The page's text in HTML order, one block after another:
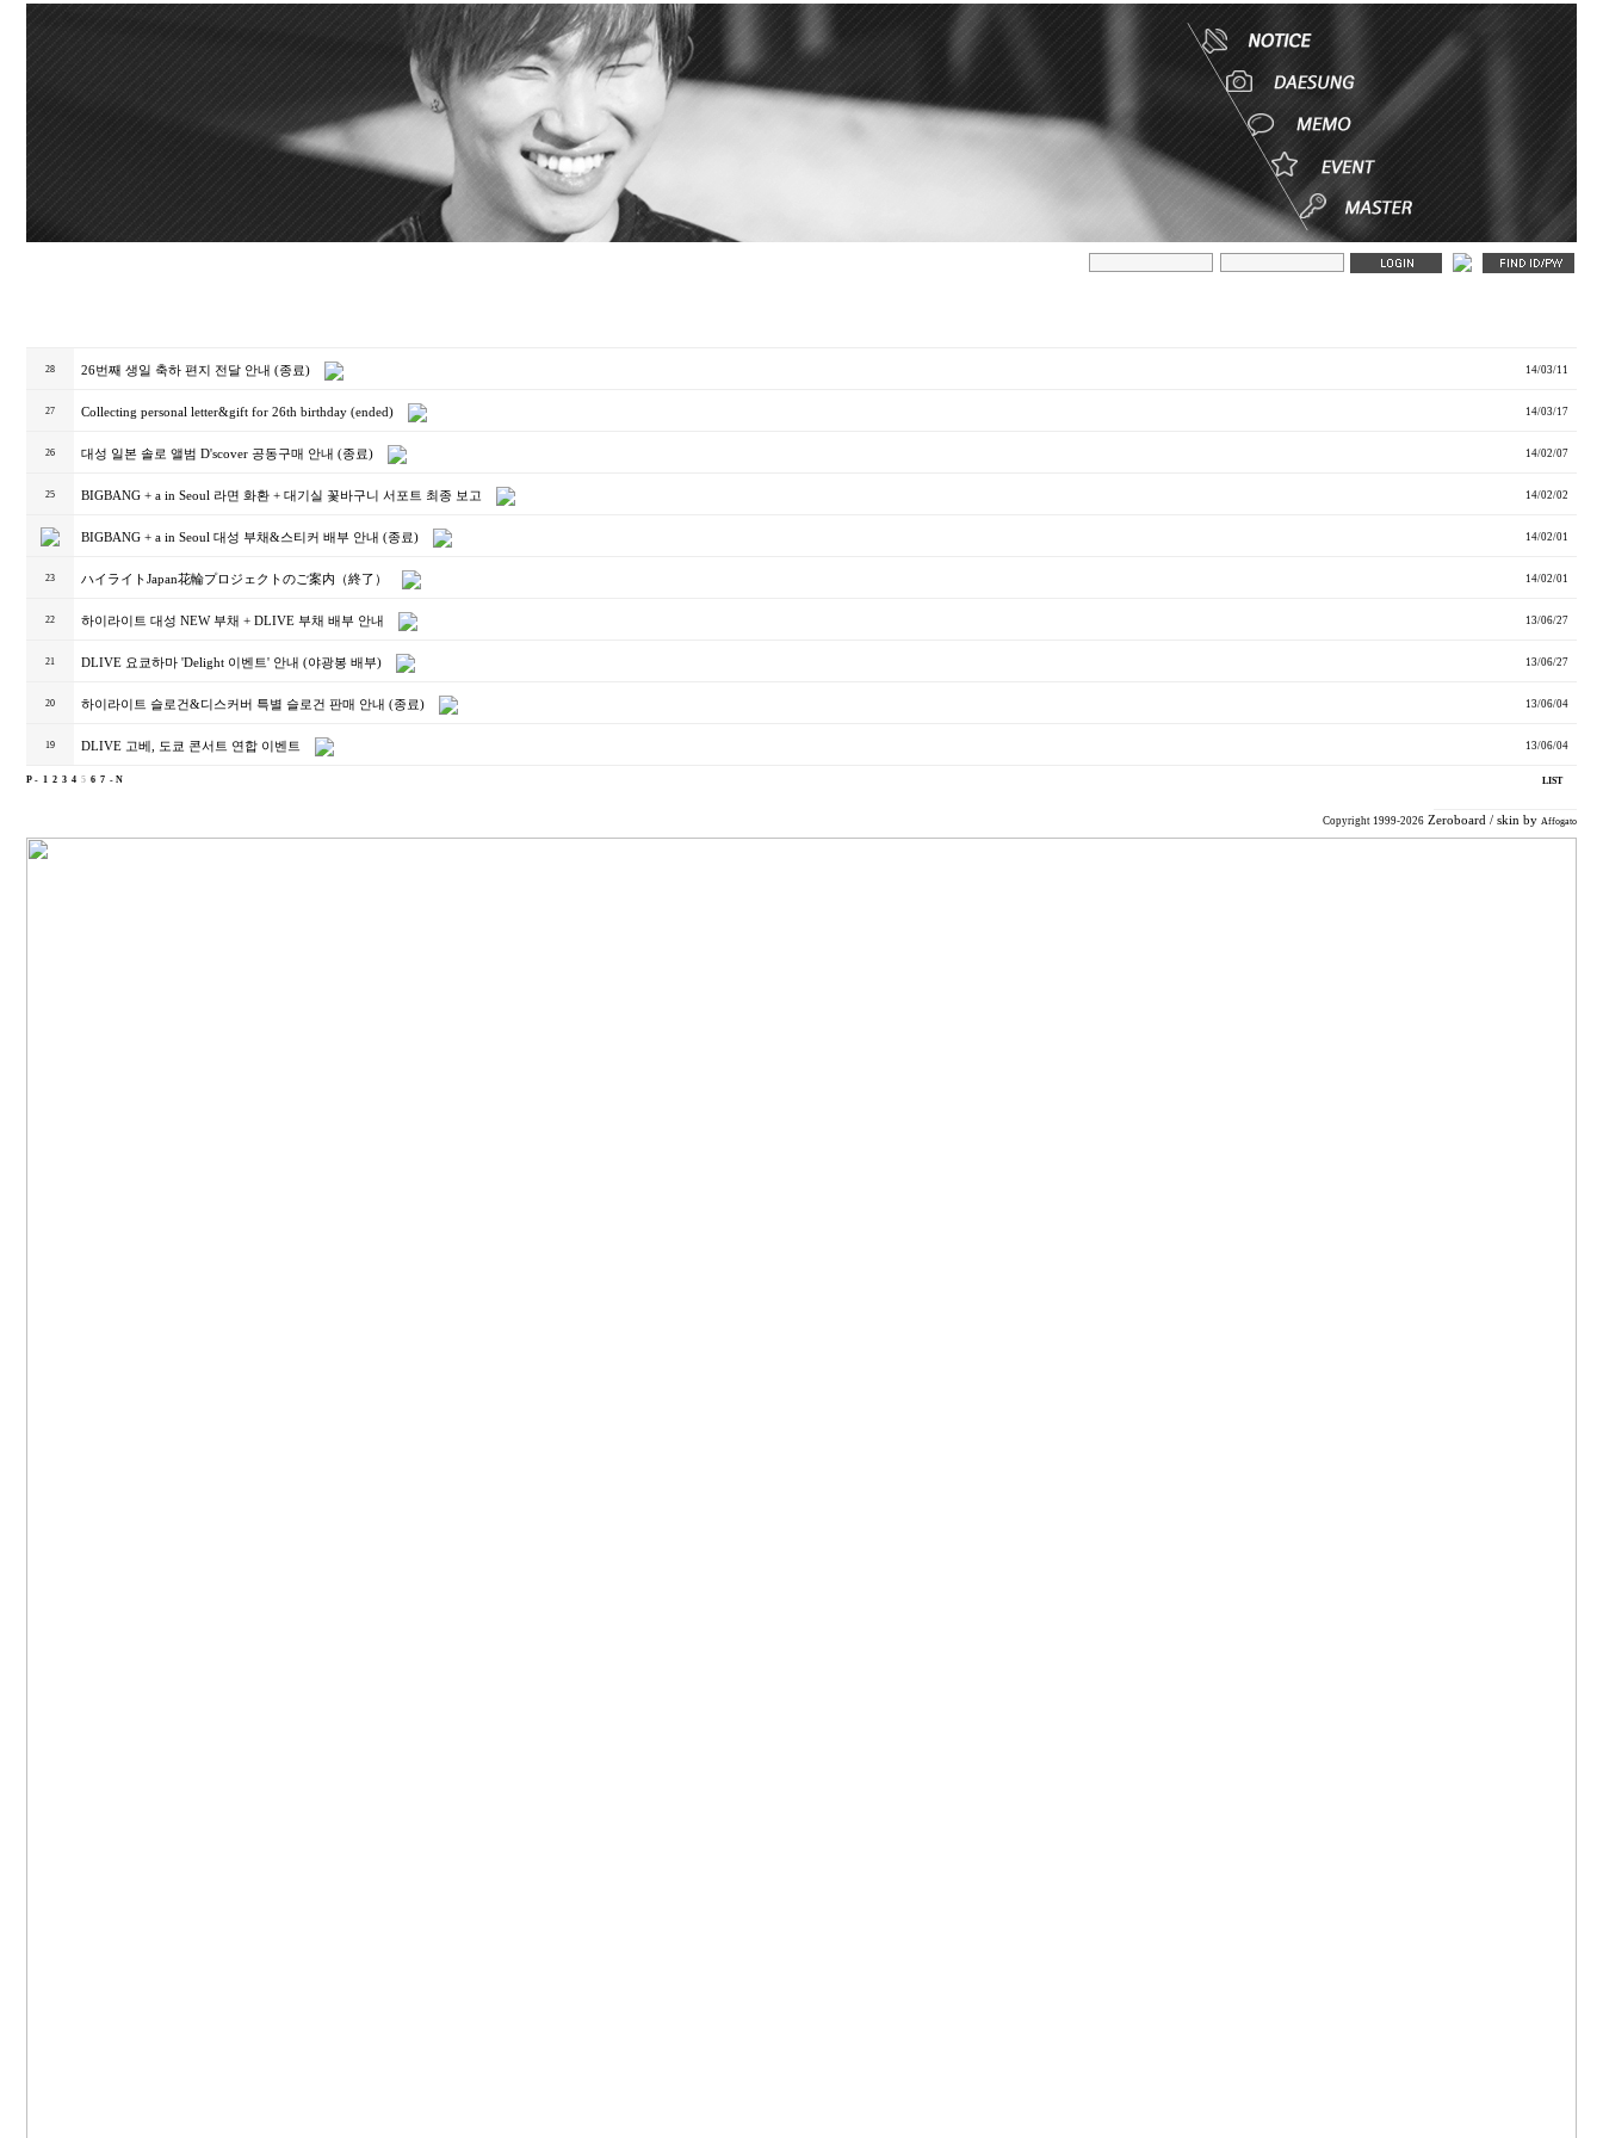
28 26번째 생일 축하 편지 전달 안내 (종료) 14/03/11
27 Collecting personal letter&gift for 26th birthday (ended) 14/03/17
26 대성 일본 솔로 앨범 D'scover 공동구매 안내 (종료) 14/02/07
25 BIGBANG + a in Seoul 라면 화환 + 대기실 꽃바구니 서포트 최종 보고 14/02/02
BIGBANG + a in Seoul 대성 부채&스티커 배부 안내 (종료) 14/02/01
23 ハイライトJapan花輪プロジェクトのご案内（終了） 14/02/01
22 하이라이트 대성 NEW 부채 + DLIVE 부채 배부 안내 13/06/27
21 DLIVE 요쿄하마 'Delight 이벤트' 안내 (야광봉 배부) 13/06/27
20 하이라이트 슬로건&디스커버 특별 슬로건 판매 안내 (종료) 13/06/04
19 DLIVE 고베, 도쿄 콘서트 연합 이벤트 13/06/04
P - 1 2 3 4 5 6 7 - N LIST
Copyright 1999-2026 Zeroboard / skin by Affogato